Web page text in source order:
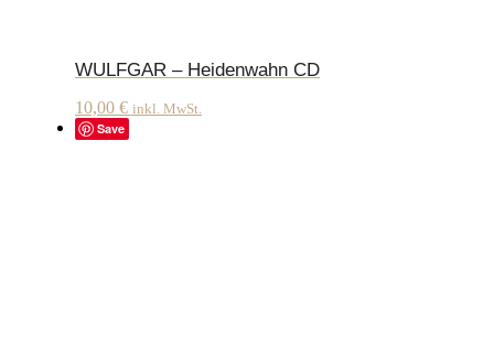
WULFGAR – Heidenwahn CD
10,00 € inkl. MwSt.
Save